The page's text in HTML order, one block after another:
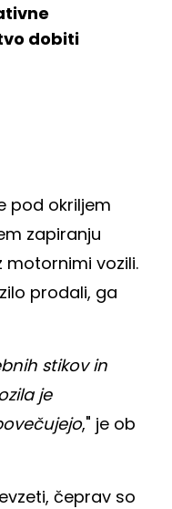
dobiti
pod okriljem
zapiranju
vozili.
prodali, ga
stikov in
je
," je ob
čeprav so